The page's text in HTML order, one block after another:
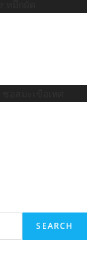
SEARCH